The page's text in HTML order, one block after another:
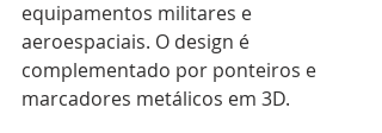
equipamentos militares e
aeroespaciais. O design é
complementado por ponteiros e
marcadores metálicos em 3D.